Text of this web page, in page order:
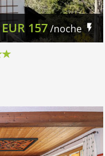
EUR 157/noche